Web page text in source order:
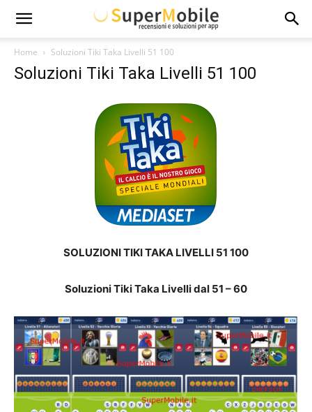
Super
Mobile
Home Soluzioni Tiki Taka Livelli 51 100
Soluzioni Tiki Taka Livelli 51 100
SOLUZIONI TIKI TAKA LIVELLI 51 100
Soluzioni Tiki Taka Livelli dal 51 – 60